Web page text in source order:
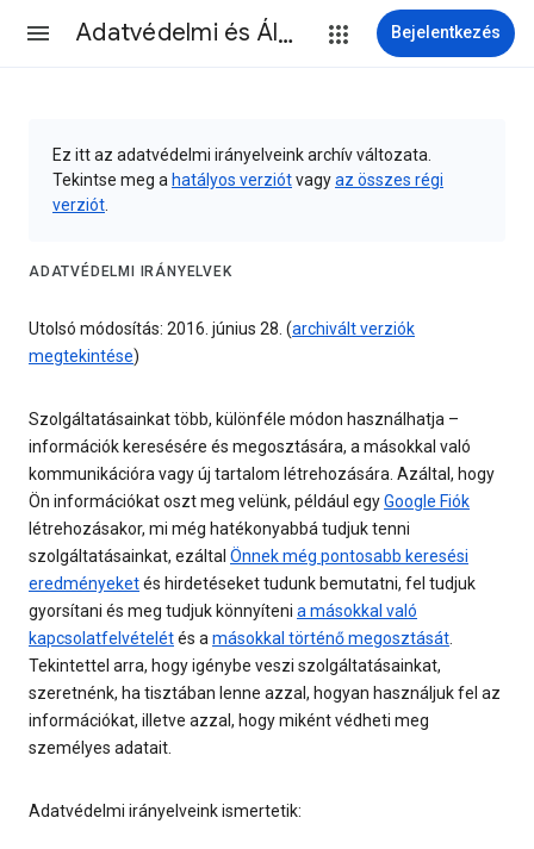
Adatvédelmi és Általános Szerződési Feltételek Bejelentkezés
Ez itt az adatvédelmi irányelveink archív változata.
Tekintse meg a hatályos verziótvagyaz összes régi
verziót
ADATVÉDELMI IRÁNYELVEK
Utolsó módosítás: 2016. június 28. (archivált verziók
megtekintése)
Szolgáltatásainkat több, különféle módon használhatja –
információk keresésére és megosztására, a másokkal való
kommunikációra vagy új tartalom létrehozására. Azáltal, hogy
Ön információkat oszt meg velünk, például egyGoogle Fiók
létrehozásakor, mi még hatékonyabbá tudjuk tenni
szolgáltatásainkat, ezáltal Önnek még pontosabb keresési
eredményeketés hirdetéseket tudunk bemutatni, fel tudjuk
gyorsítani és meg tudjuk könnyíteni a másokkal való
kapcsolatfelvételétés amásokkal történő megosztását.
Tekintettel arra, hogy igénybe veszi szolgáltatásainkat,
szeretnénk, ha tisztában lenne azzal, hogyan használjuk fel az
információkat, illetve azzal, hogy miként védheti meg
személyes adatait.
Adatvédelmi irányelveink ismertetik: